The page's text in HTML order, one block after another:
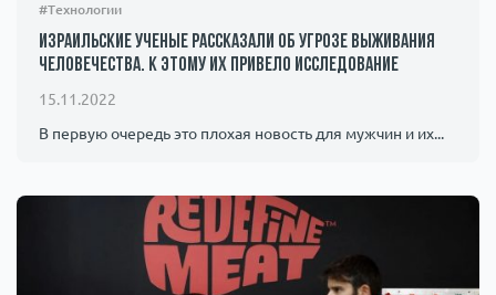
#Технологии
Израильские ученые рассказали об угрозе выживания
человечества. К этому их привело исследование
15.11.2022
В первую очередь это плохая новость для мужчин и их...